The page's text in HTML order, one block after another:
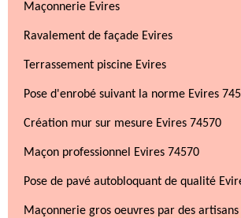
Maçonnerie Evires
Ravalement de façade Evires
Terrassement piscine Evires
Pose d'enrobé suivant la norme Evires
Création mur sur mesure Evires 74570
Maçon professionnel Evires 74570
Pose de pavé autobloquant de qualité
Maçonnerie gros oeuvres par des